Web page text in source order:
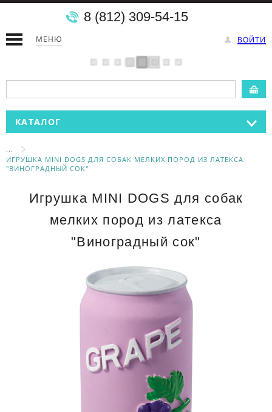
МЕНЮ ВОЙТИ
8 (812) 309-54-15
КАТАЛОГ
...
ИГРУШКА MINI DOGS ДЛЯ СОБАК МЕЛКИХ ПОРОД ИЗ ЛАТЕКСА
"ВИНОГРАДНЫЙ СОК"
Игрушка MINI DOGS для собак
мелких пород из латекса
"Виноградный сок"